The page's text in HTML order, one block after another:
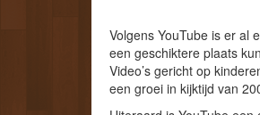
Volgens YouTube is er al
een geschiktere plaats
Video’s gericht op
een groei in kijktijd van